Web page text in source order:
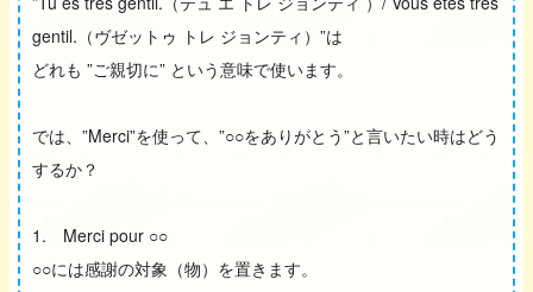
gentil.（ヴゼットゥ トレ ジョンティ）”は
どれも ”ご親切に” という意味で使います。
では、”Merci”を使って、”○○をありがとう”と言いたい時はどう
するか？
1. Merci pour ○○
○○には感謝の対象（物）を置きます。